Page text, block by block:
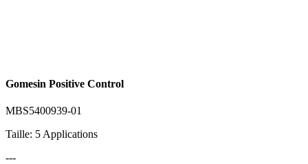
Gomesin Positive Control
MBS5400939-01
Taille: 5 Applications
---